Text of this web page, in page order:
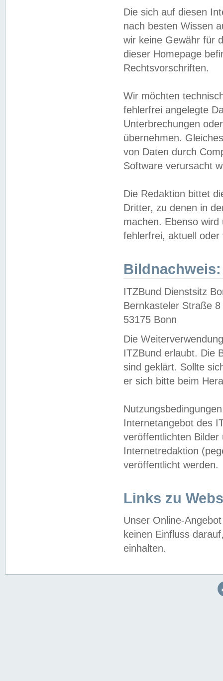
Die sich auf diesen
nach besten Wissen
wir keine Gewähr für
dieser Homepage
Rechtsvorschriften.
Wir möchten
fehlerfrei angelegte
Unterbrechungen
übernehmen.
von Daten durch
Software verursacht
Die Redaktion bittet
Dritter, zu denen in
machen. Ebenso
fehlerfrei, aktuell oder
Bildnachweis:
ITZBund Dienstsitz
Bernkasteler Straße 8
53175 Bonn
Die
ITZBund erlaubt. Die
sind geklärt. Sollte
er sich bitte beim
Internetangebot des
veröffentlichten
Internetredaktion
veröffentlicht werden.
Links zu
Unser Online-
keinen Einfluss
einhalten.